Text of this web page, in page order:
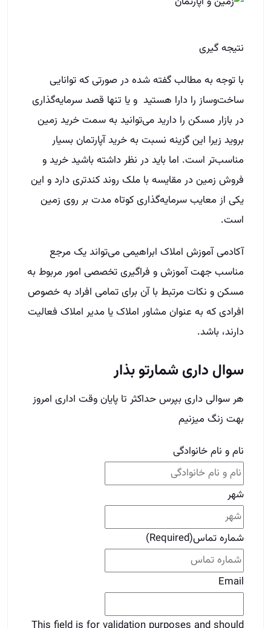
نتیجه گیری
با توجه به مطالب گفته شده در صورتی که توانایی
ساخت‌وساز را دارا هستید و یا تنها قصد سرمایه‌گذاری
در بازار مسکن را دارید می‌توانید به سمت خرید زمین
بروید زیرا این گزینه نسبت به خرید آپارتمان بسیار
مناسب‌تر است. اما باید در نظر داشته باشید خرید و
فروش زمین در مقایسه با ملک روند کندتری دارد و این
یکی از معایب سرمایه‌گذاری کوتاه مدت بر روی زمین
است.
آکادمی آموزش املاک ابراهیمی می‌تواند یک مرجع
مناسب جهت آموزش و فراگیری تخصصی امور مربوط به
مسکن و نکات مرتبط با آن برای تمامی افراد به خصوص
افرادی که به عنوان مشاور املاک یا مدیر املاک فعالیت
دارند، باشد.
سوال داری شمارتو بذار
هر سوالی داری بپرس حداکثر تا پایان وقت اداری امروز
بهت زنگ میزنیم
نام و نام خانوادگی
شهر
شماره تماس(Required)
Email